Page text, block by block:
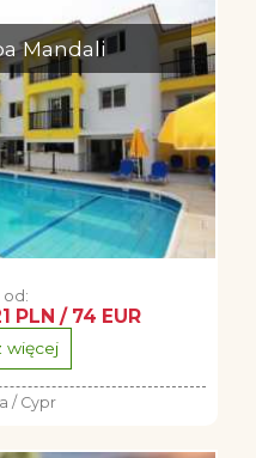
Mandali
od:
PLN / 74 EUR
więcej
/ Cypr